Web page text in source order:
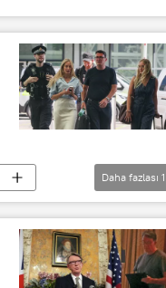
Daha fazlası 1